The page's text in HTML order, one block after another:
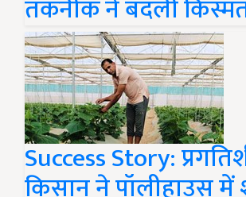
तकनीक ने बदली
Success Story: